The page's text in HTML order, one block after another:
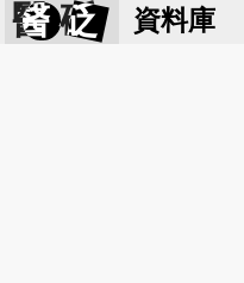
醫 砭 資料庫